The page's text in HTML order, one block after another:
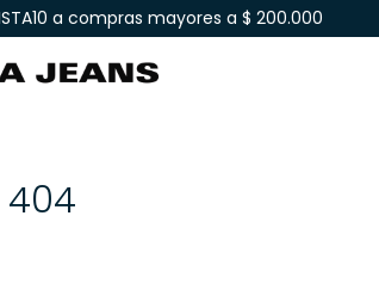
a compras mayores a $ 200.000
404